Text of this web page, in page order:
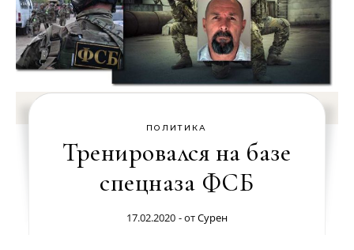
ПОЛИТИКА
Тренировался на базе
спецназа ФСБ
17.02.2020 - отСурен